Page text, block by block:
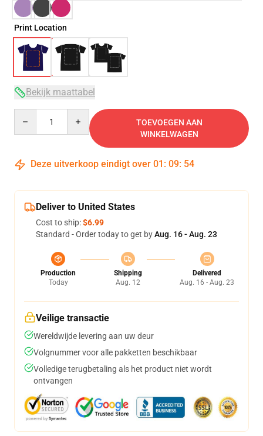
Print Location
Bekijk maattabel
TOEVOEGEN AAN
WINKELWAGEN
Deze uitverkoop eindigt over 01 : 09: 54
Deliver to United States
Cost to ship:$6.99
Standard - Order today to get byAug. 16 - Aug. 23
Production
Today
Shipping
Aug. 12
Delivered
Aug. 16 - Aug. 23
Veilige transactie
Wereldwijde levering aan uw deur
Volgnummer voor alle pakketten beschikbaar
Volledige terugbetaling als het product niet wordt
ontvangen